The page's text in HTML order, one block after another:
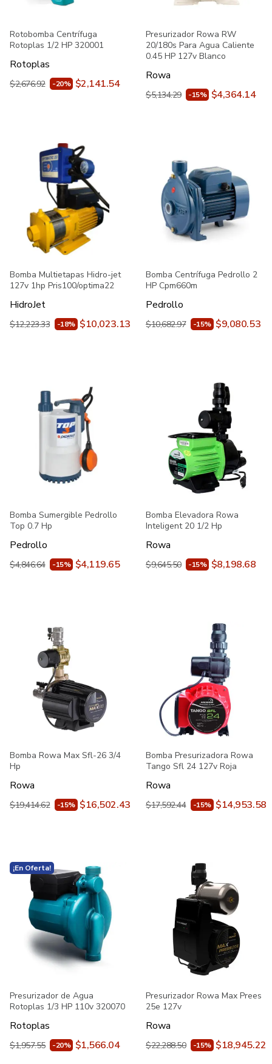
Rotobomba Centrífuga
Rotoplas 1/2 HP 320001
Rotoplas
$2,676.92 -20% $2,141.54
Presurizador Rowa RW
20/180s Para Agua Caliente
0.45 HP 127v Blanco
Rowa
$5,134.29 -15% $4,364.14
Bomba Multietapas Hidro-jet
127v 1hp Pris100/optima22
HidroJet
$12,223.33 -18% $10,023.13
Bomba Centrífuga Pedrollo 2
HP Cpm660m
Pedrollo
$10,682.97 -15% $9,080.53
Bomba Sumergible Pedrollo
Top 0.7 Hp
Pedrollo
$4,846.64 -15% $4,119.65
Bomba Elevadora Rowa
Inteligent 20 1/2 Hp
Rowa
$9,645.50 -15% $8,198.68
Bomba Rowa Max Sfl-26 3/4
Hp
Rowa
$19,414.62 -15% $16,502.43
Bomba Presurizadora Rowa
Tango Sfl 24 127v Roja
Rowa
$17,592.44 -15% $14,953.58
¡En Oferta!
Presurizador de Agua
Rotoplas 1/3 HP 110v 320070
Rotoplas
$1,957.55 -20% $1,566.04
Presurizador Rowa Max Prees
25e 127v
Rowa
$22,288.50 -15% $18,945.22